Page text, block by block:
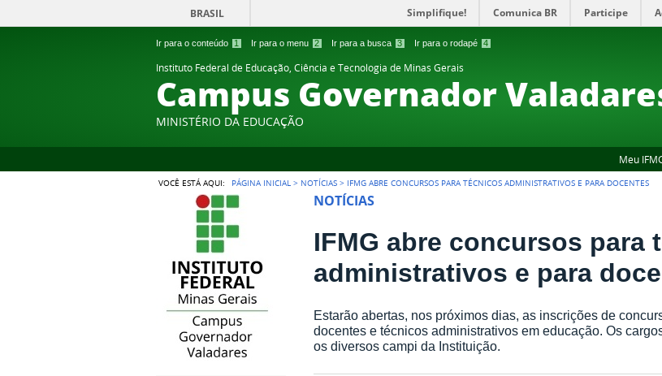
Ir para o conteúdo 1 Ir para o menu 2 Ir para a busca 3 Ir para o rodapé 4
BRASIL Simplifique! Comunica BR Participe
Instituto Federal de Educação, Ciência e Tecnologia de Minas Gerais
Campus Governador
MINISTÉRIO DA EDUCAÇÃO
Meu
VOCÊ ESTÁ AQUI: PÁGINA INICIAL > NOTÍCIAS > IFMG ABRE CONCURSOS PARA TÉCNICOS ADMINISTRATIVOS E PARA DOCENTES
NOTÍCIAS
IFMG abre concursos para
administrativos e para
Estarão abertas, nos próximos dias, as inscrições de
docentes e técnicos administrativos em educação. Os
os diversos campi da Instituição.